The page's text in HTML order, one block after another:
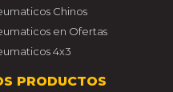
Chinos
en Ofertas
4x3
PRODUCTOS